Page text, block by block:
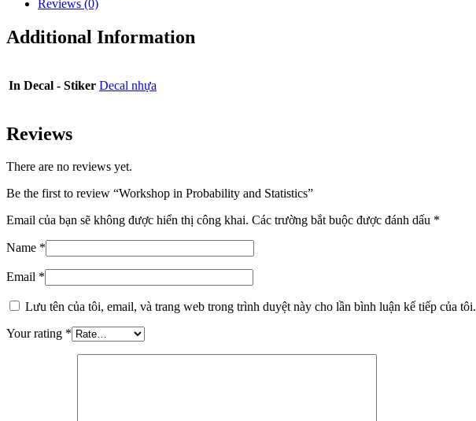
Reviews (0)
Additional Information
In Decal - Stiker Decal nhựa
Reviews
There are no reviews yet.
Be the first to review “Workshop in Probability and Statistics”
Email của bạn sẽ không được hiển thị công khai. Các trường bắt buộc được đánh dấu *
Name *
Email *
Lưu tên của tôi, email, và trang web trong trình duyệt này cho lần bình luận kế tiếp của tôi.
Your rating *